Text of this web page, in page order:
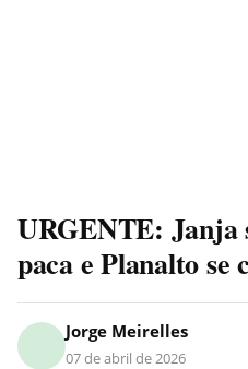
URGENTE: Janja
paca e Planalto se
Jorge Meirelles
07 de abril de 2026